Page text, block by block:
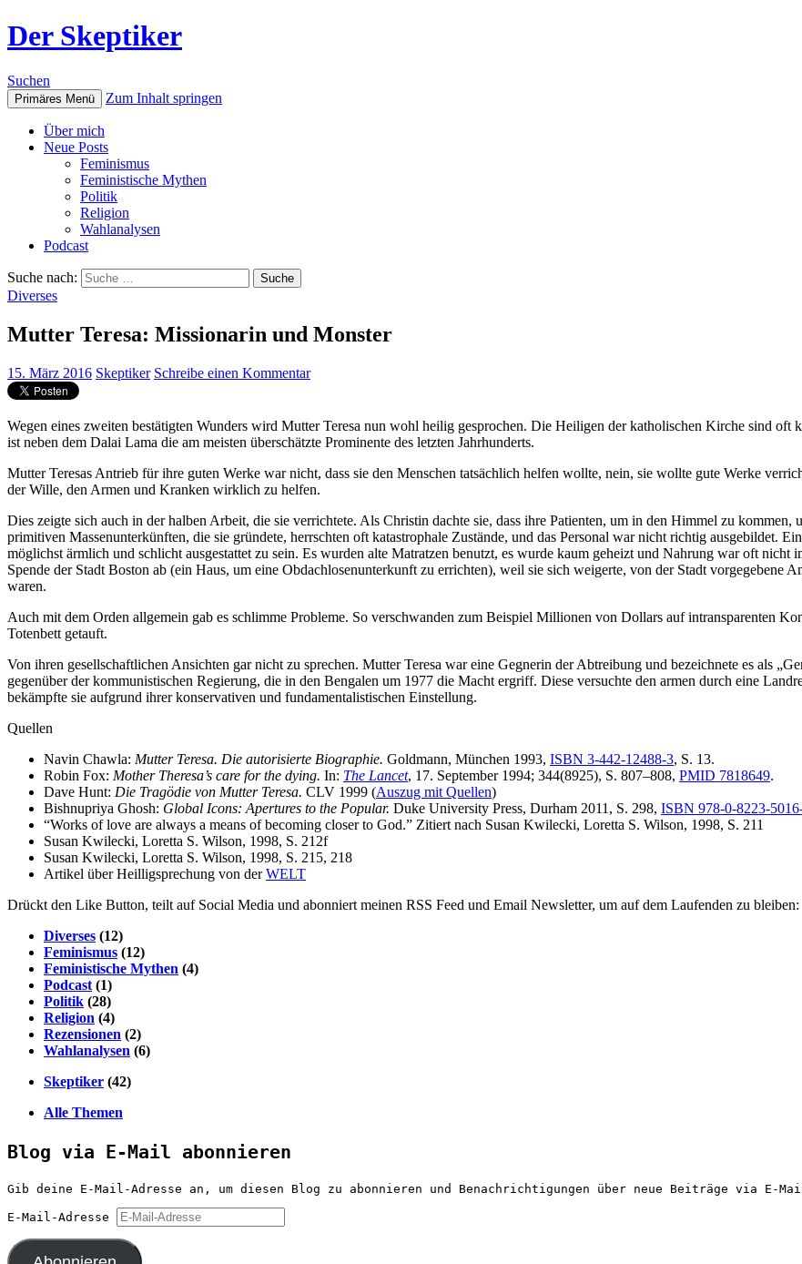
Der Skeptiker
Suchen
Primäres Menü Zum Inhalt springen
Über mich
Neue Posts
Feminismus
Feministische Mythen
Politik
Religion
Wahlanalysen
Podcast
Suche nach:
Diverses
Mutter Teresa: Missionarin und Monster
15. März 2016 Skeptiker Schreibe einen Kommentar
Wegen eines zweiten bestätigten Wunders wird Mutter Teresa nun wohl heilig gesprochen. Die Heiligen der katholischen Kirche sind
ist neben dem Dalai Lama die am meisten überschätzte Prominente des letzten Jahrhunderts.
Mutter Teresas Antrieb für ihre guten Werke war nicht, dass sie den Menschen tatsächlich helfen wollte, nein, sie wollte gute Werke
der Wille, den Armen und Kranken wirklich zu helfen.
Dies zeigte sich auch in der halben Arbeit, die sie verrichtete. Als Christin dachte sie, dass ihre Patienten, um in den Himmel zu kommen,
primitiven Massenunterkünften, die sie gründete, herrschten oft katastrophale Zustände, und das Personal war nicht richtig ausgebildet.
möglichst ärmlich und schlicht ausgestattet zu sein. Es wurden alte Matratzen benutzt, es wurde kaum geheizt und Nahrung war oft nicht
Spende der Stadt Boston ab (ein Haus, um eine Obdachlosenunterkunft zu errichten), weil sie sich weigerte, von der Stadt vorgegebene
waren.
Auch mit dem Orden allgemein gab es schlimme Probleme. So verschwanden zum Beispiel Millionen von Dollars auf intransparenten
Totenbett getauft.
Von ihren gesellschaftlichen Ansichten gar nicht zu sprechen. Mutter Teresa war eine Gegnerin der Abtreibung und bezeichnete es als
gegenüber der kommunistischen Regierung, die in den Bengalen um 1977 die Macht ergriff. Diese versuchte den armen durch eine
bekämpfte sie aufgrund ihrer konservativen und fundamentalistischen Einstellung.
Quellen
Navin Chawla: Mutter Teresa. Die autorisierte Biographie. Goldmann, München 1993, ISBN 3-442-12488-3, S. 13.
Robin Fox: Mother Theresa’s care for the dying. In: The Lancet, 17. September 1994; 344(8925), S. 807–808, PMID 7818649.
Dave Hunt: Die Tragödie von Mutter Teresa. CLV 1999 (Auszug mit Quellen)
Bishnupriya Ghosh: Global Icons: Apertures to the Popular. Duke University Press, Durham 2011, S. 298, ISBN 978-0-8223-
“Works of love are always a means of becoming closer to God.” Zitiert nach Susan Kwilecki, Loretta S. Wilson, 1998, S. 211
Susan Kwilecki, Loretta S. Wilson, 1998, S. 212f
Susan Kwilecki, Loretta S. Wilson, 1998, S. 215, 218
Artikel über Heilligsprechung von derWELT
Drückt den Like Button, teilt auf Social Media und abonniert meinen RSS Feed und Email Newsletter, um auf dem Laufenden zu bleiben:
Diverses (12)
Feminismus (12)
Feministische Mythen (4)
Podcast (1)
Politik (28)
Religion (4)
Rezensionen (2)
Wahlanalysen (6)
Skeptiker (42)
Alle Themen
Blog via E-Mail abonnieren
Gib deine E-Mail-Adresse an, um diesen Blog zu abonnieren und Benachrichtigungen über neue Beiträge via E-
E-Mail-Adresse